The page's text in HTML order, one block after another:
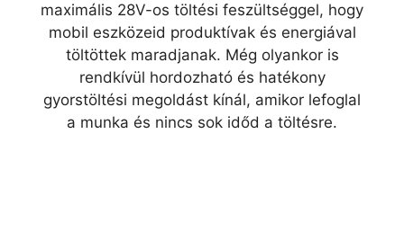
maximális 28V-os töltési feszültséggel, hogy
mobil eszközeid produktívak és energiával
töltöttek maradjanak. Még olyankor is
rendkívül hordozható és hatékony
gyorstöltési megoldást kínál, amikor lefoglal
a munka és nincs sok időd a töltésre.